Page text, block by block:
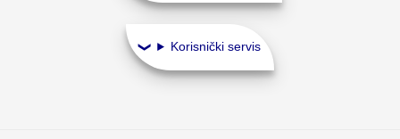
Korisnički servis